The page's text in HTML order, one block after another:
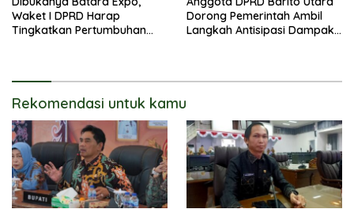
Waket I DPRD Harap
Tingkatkan Pertumbuhan
Dorong Pemerintah Ambil
Langkah Antisipasi Dampak
Rekomendasi untuk kamu